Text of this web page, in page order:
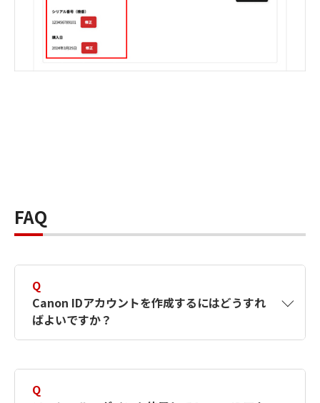
FAQ
Q
Canon IDアカウントを作成するにはどうすれ
ばよいですか？
Q